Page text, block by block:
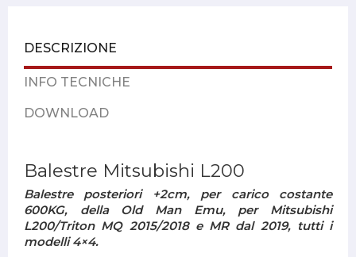
DESCRIZIONE
INFO TECNICHE
DOWNLOAD
Balestre Mitsubishi L200
Balestre posteriori +2cm, per carico costante
600KG, della Old Man Emu, per Mitsubishi
L200/Triton MQ 2015/2018 e MR dal 2019, tutti i
modelli 4×4.